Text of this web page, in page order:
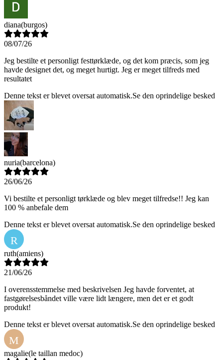
diana(burgos)
08/07/26
Jeg bestilte et personligt festtørklæde, og det kom præcis, som jeg
havde designet det, og meget hurtigt. Jeg er meget tilfreds med
resultatet
Denne tekst er blevet oversat automatisk.Se den oprindelige besked
nuria(barcelona)
26/06/26
Vi bestilte et personligt tørklæde og blev meget tilfredse!! Jeg kan
100 % anbefale dem
Denne tekst er blevet oversat automatisk.Se den oprindelige besked
R
ruth(amiens)
21/06/26
I overensstemmelse med beskrivelsen Jeg havde forventet, at
fastgørelsesbåndet ville være lidt længere, men det er et godt
produkt!
Denne tekst er blevet oversat automatisk.Se den oprindelige besked
M
magalie(le taillan medoc)